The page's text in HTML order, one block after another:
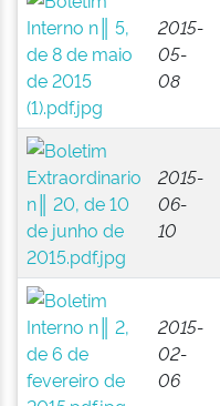
2015-
05-
08
2015-
06-
10
2015-
02-
06